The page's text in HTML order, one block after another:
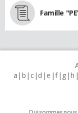
Famille
a b c d e f g h